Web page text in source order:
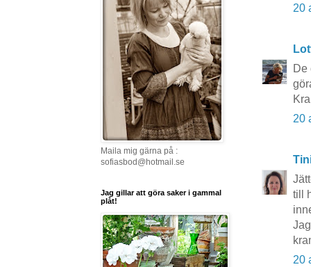
20
De
20
till
20
Maila mig gärna på :
sofiasbod@hotmail.se
Jag gillar att göra saker i gammal
plåt!